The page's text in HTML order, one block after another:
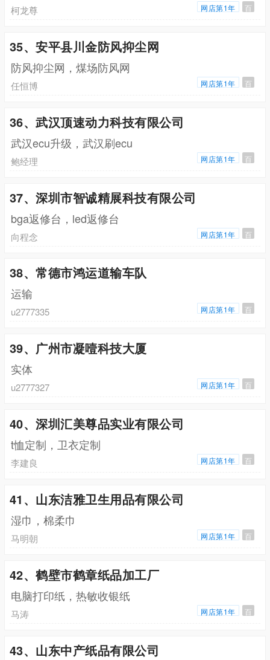
柯龙尊 网店第1年 百
35、安平县川金防风抑尘网
防风抑尘网，煤场防风网
任恒博 网店第1年 百
36、武汉顶速动力科技有限公司
武汉ecu升级，武汉刷ecu
鲍经理 网店第1年 百
37、深圳市智诚精展科技有限公司
bga返修台，led返修台
向程念 网店第1年 百
38、常德市鸿运道输车队
运输
u2777335 网店第1年 百
39、广州市凝噎科技大厦
实体
u2777327 网店第1年 百
40、深圳汇美尊品实业有限公司
t恤定制，卫衣定制
李建良 网店第1年 百
41、山东洁雅卫生用品有限公司
湿巾，棉柔巾
马明朝 网店第1年 百
42、鹤壁市鹤章纸品加工厂
电脑打印纸，热敏收银纸
马涛 网店第1年 百
43、山东中产纸品有限公司